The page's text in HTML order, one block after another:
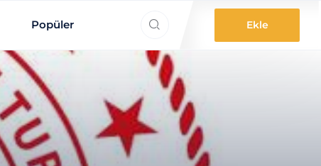
Popüler Ekle
ne aradınız?